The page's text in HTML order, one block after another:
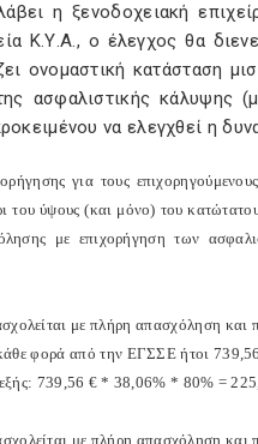
η ξενοδοχειακή
Κ.Υ.Α., ο έλεγχος θα
ονομαστική κατάσταση
ασφαλιστικής κάλυψης
να ελεγχθεί η
για τους
του ύψους (και μόνο) του
με επιχορήγηση των
με πλήρη απασχόληση και
φορά από την ΕΓΣΣΕ ήτοι
εξής: 739,56 € * 38,06% * 80% =
με πλήρη απασχόληση και